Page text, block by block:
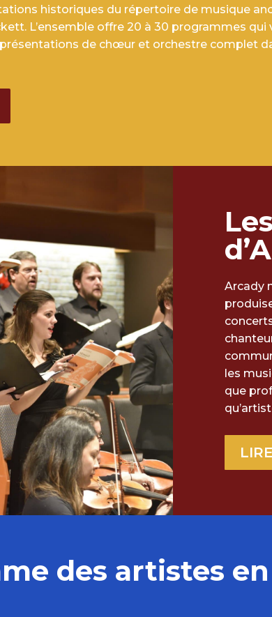
historiques du répertoire de musique
L’ensemble offre 20 à 30 programmes qui
de chœur et orchestre complet
Arcady
les
que
des artistes en